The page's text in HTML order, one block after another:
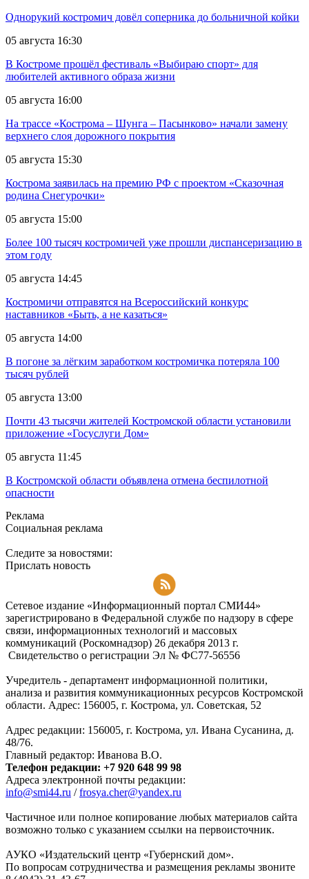
Однорукий костромич довёл соперника до больничной койки
05 августа 16:30
В Костроме прошёл фестиваль «Выбираю спорт» для
любителей активного образа жизни
05 августа 16:00
На трассе «Кострома – Шунга – Пасынково» начали замену
верхнего слоя дорожного покрытия
05 августа 15:30
Кострома заявилась на премию РФ с проектом «Сказочная
родина Снегурочки»
05 августа 15:00
Более 100 тысяч костромичей уже прошли диспансеризацию в
этом году
05 августа 14:45
Костромичи отправятся на Всероссийский конкурс
наставников «Быть, а не казаться»
05 августа 14:00
В погоне за лёгким заработком костромичка потеряла 100
тысяч рублей
05 августа 13:00
Почти 43 тысячи жителей Костромской области установили
приложение «Госуслуги Дом»
05 августа 11:45
В Костромской области объявлена отмена беспилотной
опасности
Реклама
Социальная реклама
Следите за новостями:
Прислать новость
Сетевое издание «Информационный портал СМИ44»
зарегистрировано в Федеральной службе по надзору в сфере
связи, информационных технологий и массовых
коммуникаций (Роскомнадзор) 26 декабря 2013 г.
Свидетельство о регистрации Эл № ФC77-56556
Учредитель - департамент информационной политики,
анализа и развития коммуникационных ресурсов Костромской
области. Адрес: 156005, г. Кострома, ул. Советская, 52
Адрес редакции: 156005, г. Кострома, ул. Ивана Сусанина, д.
48/76.
Главный редактор: Иванова В.О.
Телефон редакции: +7 920 648 99 98
Адреса электронной почты редакции:
info@smi44.ru /frosya.cher@yandex.ru
Частичное или полное копирование любых материалов сайта
возможно только с указанием ссылки на первоисточник.
АУКО «Издательский центр «Губернский дом».
По вопросам сотрудничества и размещения рекламы звоните